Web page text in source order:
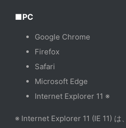
■PC
Google Chrome
Firefox
Safari
Microsoft Edge
Internet Explorer 11 ※
※ Internet Explorer 11 (IE 11) は